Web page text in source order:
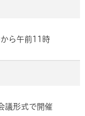
ら午前11時
議形式で開催